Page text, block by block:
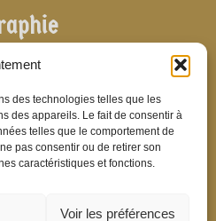
des technologies telles que les
des appareils. Le fait de consentir à
telles que le comportement de
pas consentir ou de retirer son
caractéristiques et fonctions.
Voir les préférences